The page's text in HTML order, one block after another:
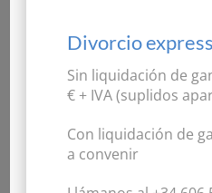
(escrituras, notas
régimen económico.
4. Comparecencia ante
Ambos cónyuges,
deberán comparecer
Divorcio
Sin liquidación de
€ + IVA(suplidos
Con liquidación de
a convenir